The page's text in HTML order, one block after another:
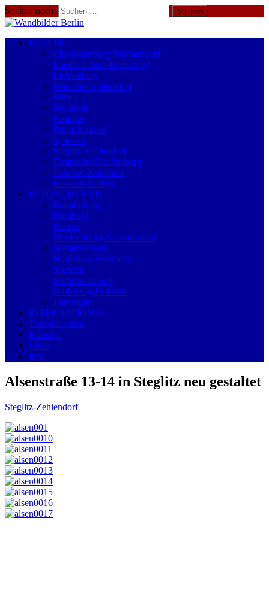
Suchen nach:
BERLIN
Charlottenburg-Wilmersdorf
Friedrichshain-Kreuzberg
Lichtenberg
Marzahn-Hellersdorf
Mitte
Neukölln
Pankow
Reinickendorf
Spandau
Steglitz-Zehlendorf
Tempelhof-Schöneberg
Treptow-Köpenick
Eastside-Gallery
DEUTSCHLAND
Brandenburg
Hamburg
Hessen
Mecklenburg-Vorpommern
Niedersachsen
Nordrhein-Westfalen
Sachsen
Sachsen-Anhalt
Schleswig-Holstein
Thüringen
INTERNATIONAL
Trafohäuschen
Künstler
Links
Info
Alsenstraße 13-14 in Steglitz neu gestaltet
Steglitz-Zehlendorf